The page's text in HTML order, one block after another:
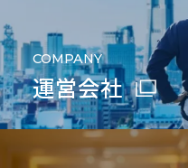
COMPANY
運営会社